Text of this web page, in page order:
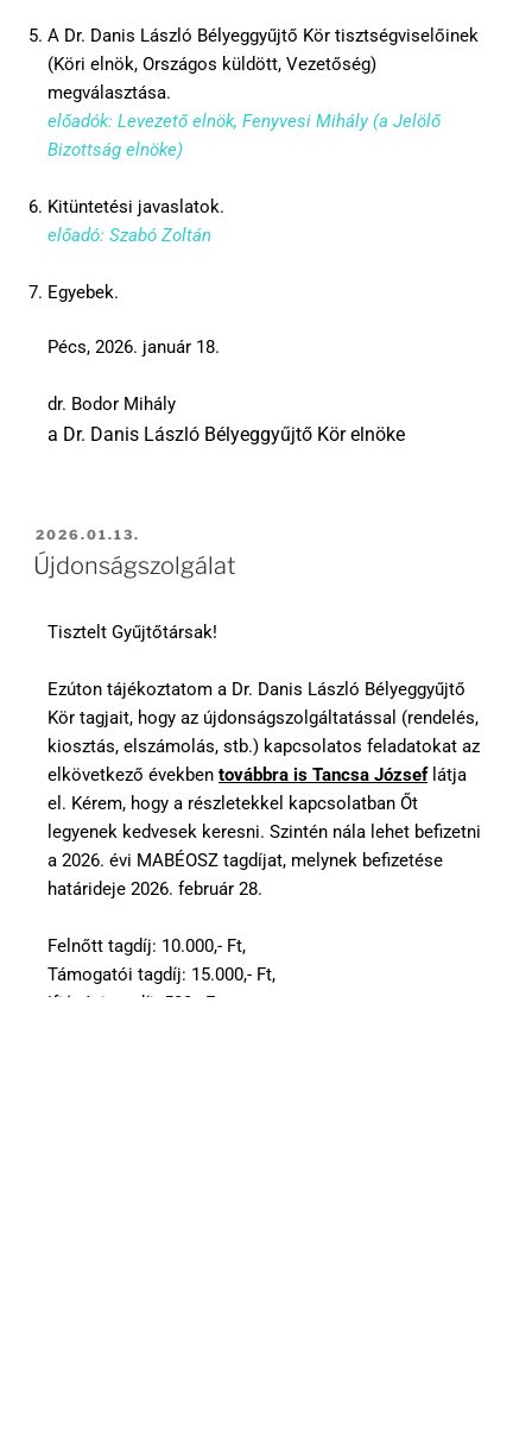
A Dr. Danis László Bélyeggyűjtő Kör tisztségviselőinek
(Köri elnök, Országos küldött, Vezetőség)
megválasztása.
előadók: Levezető elnök, Fenyvesi Mihály (a Jelölő
Bizottság elnöke)
Kitüntetési javaslatok.
előadó: Szabó Zoltán
Egyebek.
Pécs, 2026. január 18.
dr. Bodor Mihály
a Dr. Danis László Bélyeggyűjtő Kör elnöke
2026.01.13.
Újdonságszolgálat
Tisztelt Gyűjtőtársak!
Ezúton tájékoztatom a Dr. Danis László Bélyeggyűjtő
Kör tagjait, hogy az újdonságszolgáltatással (rendelés,
kiosztás, elszámolás, stb.) kapcsolatos feladatokat az
elkövetkező években továbbra is Tancsa Józseflátja
el. Kérem, hogy a részletekkel kapcsolatban Őt
legyenek kedvesek keresni. Szintén nála lehet befizetni
a 2026. évi MABÉOSZ tagdíjat, melynek befizetése
határideje 2026. február 28.
Felnőtt tagdíj: 10.000,- Ft,
Támogatói tagdíj: 15.000,- Ft,
Ifjúsági tagdíj: 500,- Ft.